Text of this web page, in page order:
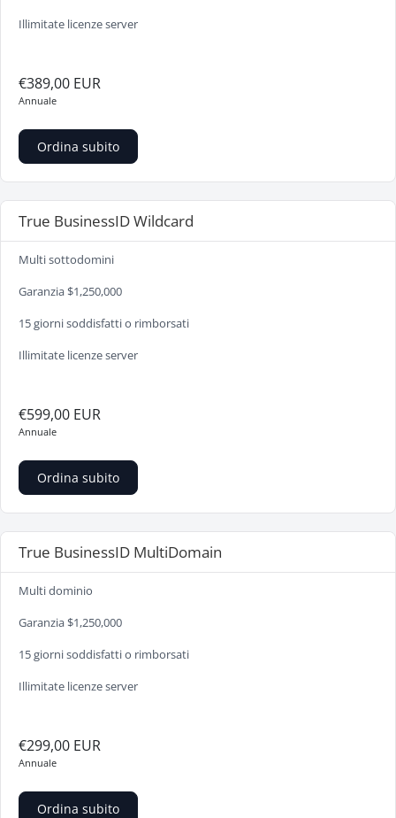
Illimitate licenze server
€389,00 EUR
Annuale
Ordina subito
True BusinessID Wildcard
Multi sottodomini
Garanzia $1,250,000
15 giorni soddisfatti o rimborsati
Illimitate licenze server
€599,00 EUR
Annuale
Ordina subito
True BusinessID MultiDomain
Multi dominio
Garanzia $1,250,000
15 giorni soddisfatti o rimborsati
Illimitate licenze server
€299,00 EUR
Annuale
Ordina subito